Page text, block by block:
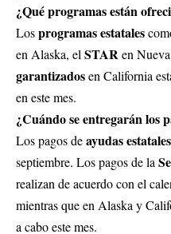
¿Qué programas están
Losprogramas estatales
en Alaska, el STARen
garantizadosen California
en este mes.
¿Cuándo se entregarán los
Los pagos deayudas estatales
septiembre. Los pagos de la
realizan de acuerdo con el
mientras que en Alaska y
a cabo este mes.